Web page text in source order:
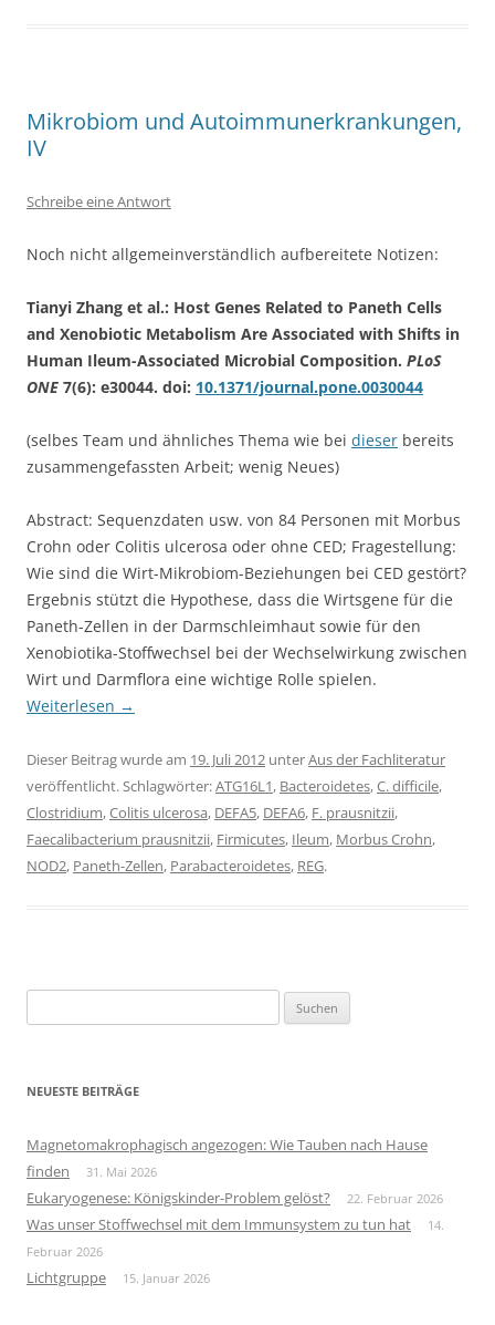
Mikrobiom und Autoimmunerkrankungen,
IV
Schreibe eine Antwort
Noch nicht allgemeinverständlich aufbereitete Notizen:
Tianyi Zhang et al.: Host Genes Related to Paneth Cells
and Xenobiotic Metabolism Are Associated with Shifts in
Human Ileum-Associated Microbial Composition. PLoS
ONE 7(6): e30044. doi: 10.1371/journal.pone.0030044
(selbes Team und ähnliches Thema wie bei dieser bereits
zusammengefassten Arbeit; wenig Neues)
Abstract: Sequenzdaten usw. von 84 Personen mit Morbus
Crohn oder Colitis ulcerosa oder ohne CED; Fragestellung:
Wie sind die Wirt-Mikrobiom-Beziehungen bei CED gestört?
Ergebnis stützt die Hypothese, dass die Wirtsgene für die
Paneth-Zellen in der Darmschleimhaut sowie für den
Xenobiotika-Stoffwechsel bei der Wechselwirkung zwischen
Wirt und Darmflora eine wichtige Rolle spielen.
Weiterlesen →
Dieser Beitrag wurde am 19. Juli 2012 unterAus der Fachliteratur
veröffentlicht. Schlagwörter:ATG16L1, Bacteroidetes,C. difficile,
Clostridium,Colitis ulcerosa, DEFA5, DEFA6, F. prausnitzii,
Faecalibacterium prausnitzii, Firmicutes, Ileum, Morbus Crohn,
NOD2, Paneth-Zellen, Parabacteroidetes, REG.
nach:
NEUESTE BEITRÄGE
Magnetomakrophagisch angezogen: Wie Tauben nach Hause
finden
31. Mai 2026
Eukaryogenese: Königskinder-Problem gelöst? 22. Februar 2026
Was unser Stoffwechsel mit dem Immunsystem zu tun hat
14.
Februar 2026
Lichtgruppe 15. Januar 2026